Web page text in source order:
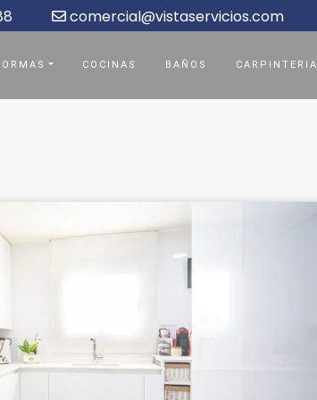
comercial@vistaservicios.com
COCINAS BAÑOS CARPINTERIA